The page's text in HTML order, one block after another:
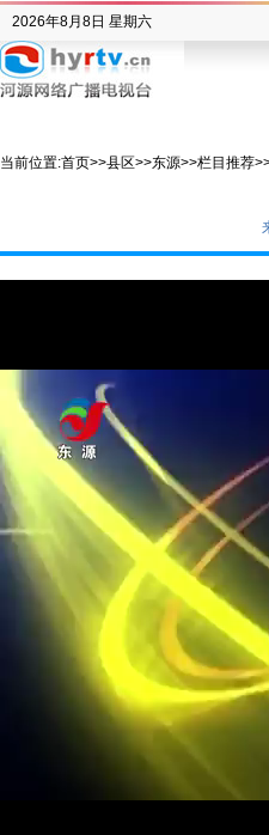
2026年8月8日 星期六
当前位置:首页>>县区>>东源>>栏目推荐